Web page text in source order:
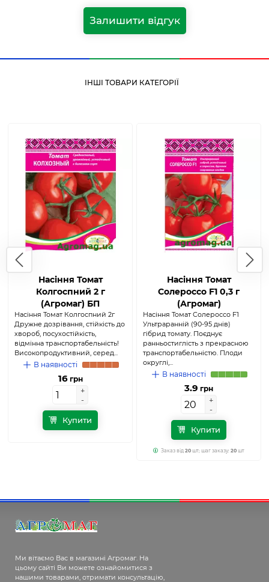
Залишити відгук
ІНШІ ТОВАРИ КАТЕГОРІЇ
Насіння Томат
Колгоспний 2 г
(Агромаг) БП
Насіння Томат Колгоспний 2г
Дружне дозрівання, стійкість до
хвороб, посухостійкість,
відмінна транспортабельність!
Високопродуктивний, серед...
В наявності
16грн
+
-
+
-
Купити
Насіння Томат
Солероссо F1 0,3 г
(Агромаг)
Насіння Томат Солероссо F1
Ультраранній (90-95 днів)
гібрид томату. Поєднує
ранньостиглість з прекрасною
транспортабельністю. Плоди
округлі,...
В наявності
3.9 грн
+
-
+
-
Купити
Заказ від 20 шт; шаг заказу: 20 шт
Ми вітаємо Вас в магазині Агромаг. На
цьому сайті Ви можете ознайомитися з
нашими товарами, отримати консультацію,